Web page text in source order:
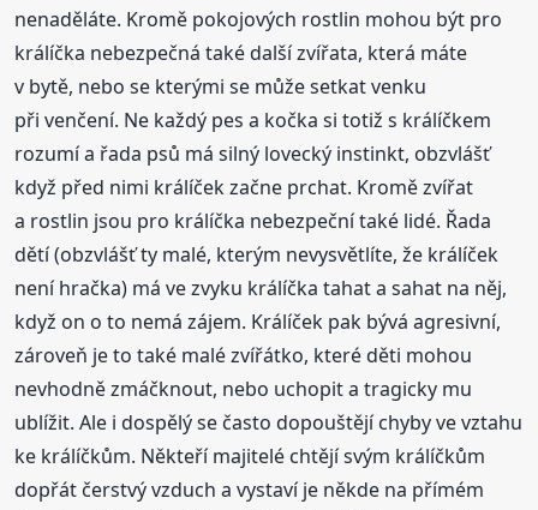
nenaděláte. Kromě pokojových rostlin mohou být pro
králíčka nebezpečná také další zvířata, která máte
v bytě, nebo se kterými se může setkat venku
při venčení. Ne každý pes a kočka si totiž s králíčkem
rozumí a řada psů má silný lovecký instinkt, obzvlášť
když před nimi králíček začne prchat. Kromě zvířat
a rostlin jsou pro králíčka nebezpeční také lidé. Řada
dětí (obzvlášť ty malé, kterým nevysvětlíte, že králíček
není hračka) má ve zvyku králíčka tahat a sahat na něj,
když on o to nemá zájem. Králíček pak bývá agresivní,
zároveň je to také malé zvířátko, které děti mohou
nevhodně zmáčknout, nebo uchopit a tragicky mu
ublížit. Ale i dospělý se často dopouštějí chyby ve vztahu
ke králíčkům. Někteří majitelé chtějí svým králíčkům
dopřát čerstvý vzduch a vystaví je někde na přímém